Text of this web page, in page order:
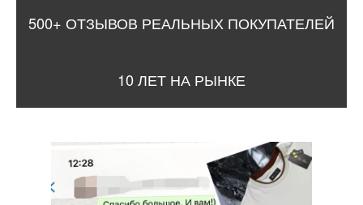
500+ ОТЗЫВОВ РЕАЛЬНЫХ ПОКУПАТЕЛЕЙ
10 ЛЕТ НА РЫНКЕ